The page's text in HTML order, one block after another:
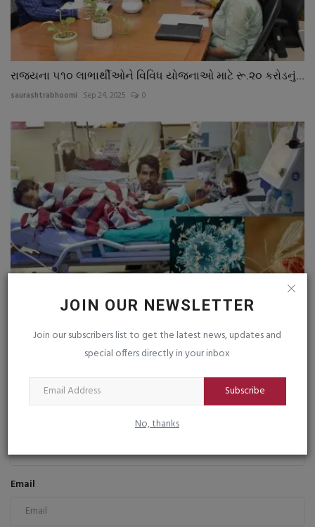
JOIN OUR NEWSLETTER
Join our subscribers list to get the latest news, updates and
special offers directly in your inbox
Subscribe
No, thanks
રાજ્યના ૫૧૦ લાભાર્થીઓને વિવિધ યોજનાઓ માટે રૂ.૨૦ કરોડનું...
saurashtrabhoomi Sep 24, 2025 0
ગુજરાતમાં ચાંદીપુરા વાયરસનો કહેર : 3 પોઝીટીવ અને 10
COMMENTS FACEBOOK COMMENTS
Email